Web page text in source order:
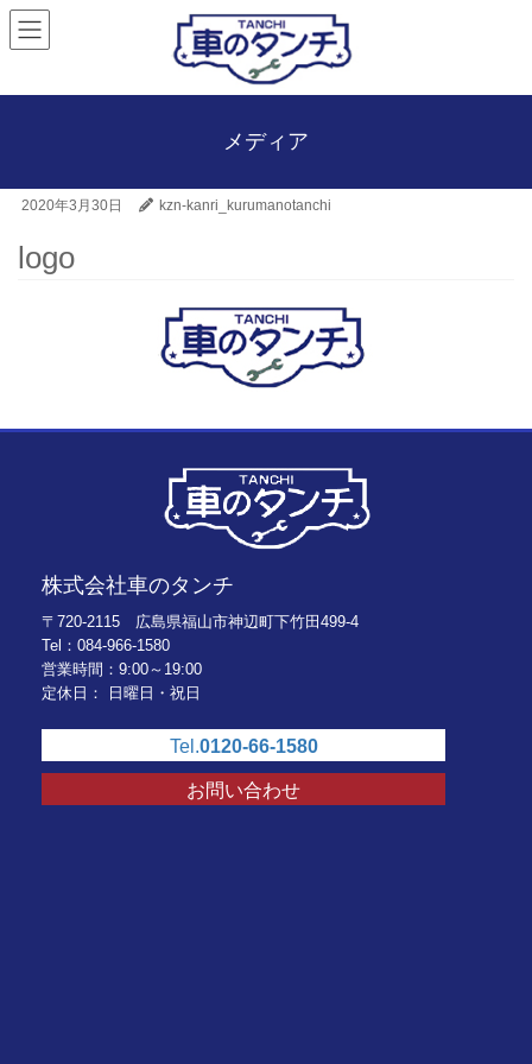
メディア
2020年3月30日 kzn-kanri_kurumanotanchi
logo
株式会社車のタンチ
〒720-2115 広島県福山市神辺町下竹田499-4
Tel：084-966-1580
営業時間：9:00～19:00
定休日： 日曜日・祝日
Tel.0120-66-1580
お問い合わせ